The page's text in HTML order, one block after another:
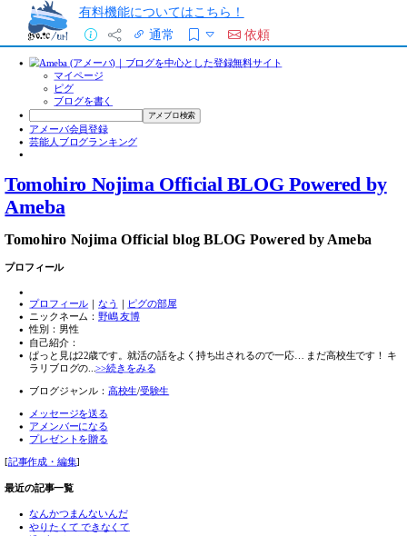
有料機能についてはこちら！
通常
依頼